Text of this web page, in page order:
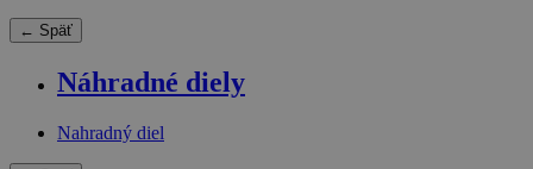
← Späť
Náhradné diely
Nahradný diel